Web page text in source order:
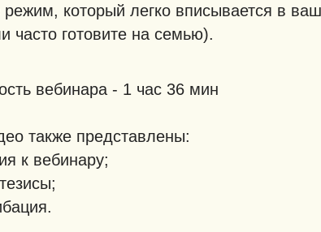
режим, который легко вписывается в
часто готовите на семью).
вебинара - 1 час 36 мин
также представлены:
к вебинару;